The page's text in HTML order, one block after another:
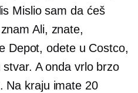
Mislio sam da ćeš
Ali, znate,
Depot, odete u Costco,
A onda vrlo brzo
Na kraju imate 20